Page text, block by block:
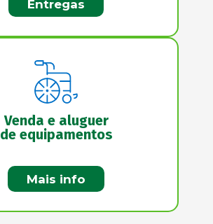
Entregas
Venda e aluguer
de equipamentos
Mais info